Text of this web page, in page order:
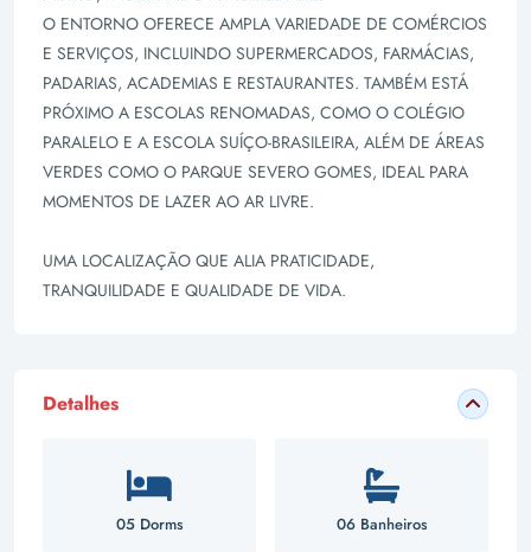
O ENTORNO OFERECE AMPLA VARIEDADE DE COMÉRCIOS
E SERVIÇOS, INCLUINDO SUPERMERCADOS, FARMÁCIAS,
PADARIAS, ACADEMIAS E RESTAURANTES. TAMBÉM ESTÁ
PRÓXIMO A ESCOLAS RENOMADAS, COMO O COLÉGIO
PARALELO E A ESCOLA SUÍÇO-BRASILEIRA, ALÉM DE ÁREAS
VERDES COMO O PARQUE SEVERO GOMES, IDEAL PARA
MOMENTOS DE LAZER AO AR LIVRE.
UMA LOCALIZAÇÃO QUE ALIA PRATICIDADE,
TRANQUILIDADE E QUALIDADE DE VIDA.
Detalhes
05 Dorms 06 Banheiros